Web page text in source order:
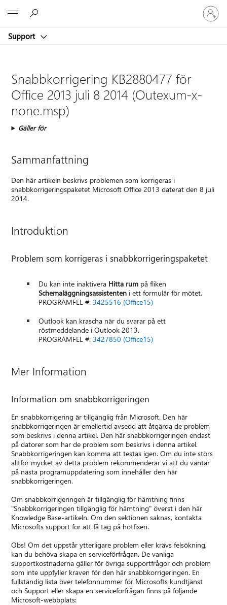
Support
Logga
in
på
konto
Snabbkorrigering KB2880477 för
Office 2013 juli 8 2014 (Outexum-x-
none.msp)
Gäller för
Sammanfattning
Den här artikeln beskrivs problemen som korrigeras i
snabbkorrigeringspaketet Microsoft Office 2013 daterat den 8 juli
2014.
Introduktion
Problem som korrigeras i snabbkorrigeringspaketet
Du kan inte inaktivera Hitta rum på fliken
Schemaläggningsassistenten i ett formulär för mötet.
PROGRAMFEL #:3425516 (Office15)
Outlook kan krascha när du svarar på ett
röstmeddelande i Outlook 2013.
PROGRAMFEL #:3427850 (Office15)
Mer Information
Information om snabbkorrigeringen
En snabbkorrigering är tillgänglig från Microsoft. Den här
snabbkorrigeringen är emellertid avsedd att åtgärda de problem
som beskrivs i denna artikel. Den här snabbkorrigeringen endast
på datorer som har de problem som beskrivs i denna artikel.
Snabbkorrigeringen kan komma att testas igen. Om du inte störs
alltför mycket av detta problem rekommenderar vi att du väntar
på nästa programuppdatering som innehåller den här
snabbkorrigeringen.
Om snabbkorrigeringen är tillgänglig för hämtning finns
"Snabbkorrigeringen tillgänglig för hämtning" överst i den här
Knowledge Base-artikeln. Om den sektionen saknas, kontakta
Microsofts support för att få tag på hotfixen.
Obs! Om det uppstår ytterligare problem eller krävs felsökning,
kan du behöva skapa en serviceförfrågan. De vanliga
supportkostnaderna gäller för övriga supportfrågor och problem
som inte uppfyller kraven för den här snabbkorrigeringen. En
fullständig lista över telefonnummer för Microsofts kundtjänst
och Support eller skapa en serviceförfrågan finns på följande
Microsoft-webbplats: